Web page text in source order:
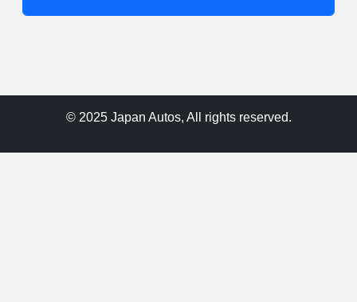
© 2025 Japan Autos, All rights reserved.